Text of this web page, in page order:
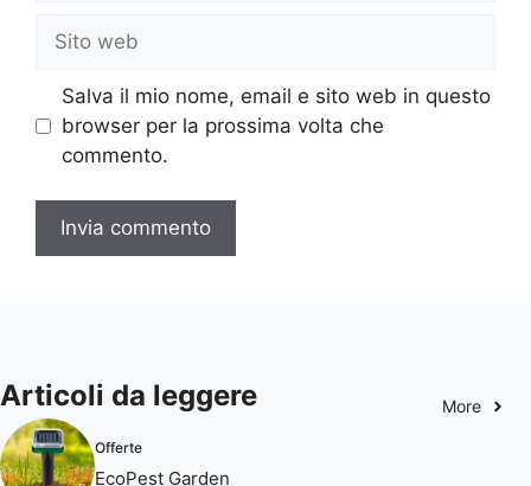
web
Salva il mio nome, email e sito web in questo
browser per la prossima volta che
commento.
Articoli da leggere More
Offerte
EcoPest Garden